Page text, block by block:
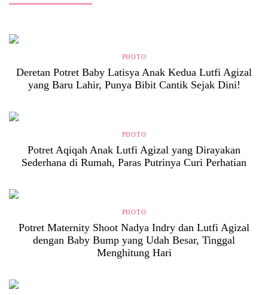
PHOTO
Deretan Potret Baby Latisya Anak Kedua Lutfi Agizal
yang Baru Lahir, Punya Bibit Cantik Sejak Dini!
PHOTO
Potret Aqiqah Anak Lutfi Agizal yang Dirayakan
Sederhana di Rumah, Paras Putrinya Curi Perhatian
PHOTO
Potret Maternity Shoot Nadya Indry dan Lutfi Agizal
dengan Baby Bump yang Udah Besar, Tinggal
Menghitung Hari